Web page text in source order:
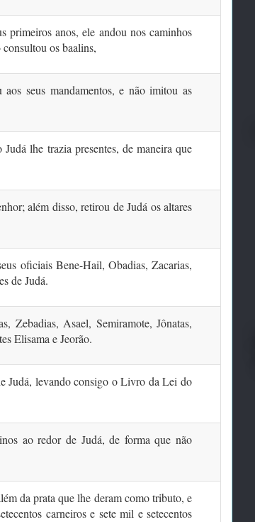
primeiros anos, ele andou nos caminhos
os baalins,
seus mandamentos, e não imitou as
lhe trazia presentes, de maneira que
além disso, retirou de Judá os altares
oficiais Bene-Hail, Obadias, Zacarias,
de Judá.
Zebadias, Asael, Semiramote, Jônatas,
Elisama e Jeorão.
Judá, levando consigo o Livro da Lei do
ao redor de Judá, de forma que não
da prata que lhe deram como tributo, e
carneiros e sete mil e setecentos